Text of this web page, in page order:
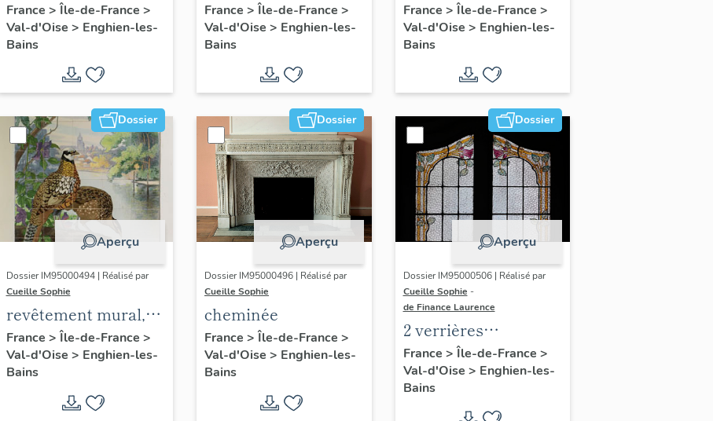
France > Île-de-France >
Val-d'Oise > Enghien-les-
Bains
France > Île-de-France >
Val-d'Oise > Enghien-les-
Bains
France > Île-de-France >
Val-d'Oise > Enghien-les-
Bains
Dossier
Aperçu
Dossier IM95000494 | Réalisé par
Cueille Sophie
revêtement mural,
décor de l'élévation
extérieure : couple
de faisans dans un
paysage
France > Île-de-France >
Val-d'Oise > Enghien-les-
Bains
Dossier
Aperçu
Dossier IM95000496 | Réalisé par
Cueille Sophie
cheminée
France > Île-de-France >
Val-d'Oise > Enghien-les-
Bains
Dossier
Aperçu
Dossier IM95000506 | Réalisé par
Cueille Sophie -
de Finance Laurence
2 verrières
décoratives
France > Île-de-France >
Val-d'Oise > Enghien-les-
Bains